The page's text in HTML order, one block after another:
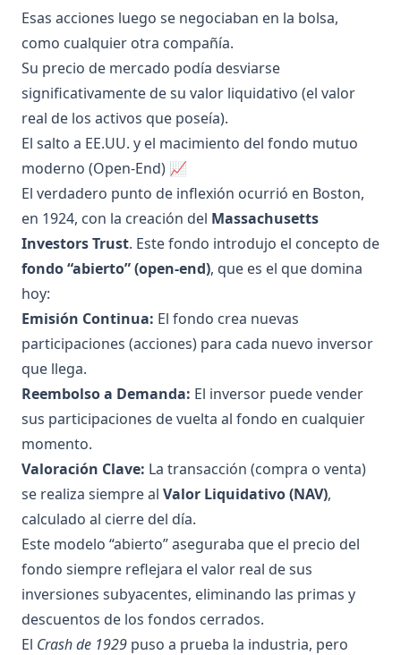
Esas acciones luego se negociaban en la bolsa,
como cualquier otra compañía.
Su precio de mercado podía desviarse
significativamente de su valor liquidativo (el valor
real de los activos que poseía).
El salto a EE.UU. y el macimiento del fondo mutuo
moderno (Open-End) 📈
El verdadero punto de inflexión ocurrió en Boston,
en 1924, con la creación del Massachusetts
Investors Trust. Este fondo introdujo el concepto de
fondo “abierto” (open-end), que es el que domina
hoy:
Emisión Continua: El fondo crea nuevas
participaciones (acciones) para cada nuevo inversor
que llega.
Reembolso a Demanda: El inversor puede vender
sus participaciones de vuelta al fondo en cualquier
momento.
Valoración Clave: La transacción (compra o venta)
se realiza siempre al Valor Liquidativo (NAV),
calculado al cierre del día.
Este modelo “abierto” aseguraba que el precio del
fondo siempre reflejara el valor real de sus
inversiones subyacentes, eliminando las primas y
descuentos de los fondos cerrados.
El Crash de 1929 puso a prueba la industria, pero